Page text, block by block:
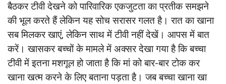
बैठकर टीवी देखने को पारिवारिक एकजुटता का प्रतीक समझने
की भूल करते हैं लेकिन यह सोच सरासर गलत है। रात का खाना
सब मिलकर खाएं, लेकिन साथ में टीवी नहीं देखें। आपस में बात
करें। खासकर बच्चों के मामले में अक्सर देखा गया है कि बच्चा
टीवी में इतना मशगूल हो जाता है कि मां को बार-बार टोक कर
खाना खत्म करने के लिए बताना पड़ता है। जब बच्चा खाना खा